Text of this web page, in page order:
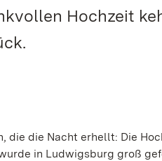
Hochzeit
die Nacht erhellt: Die
in Ludwigsburg groß